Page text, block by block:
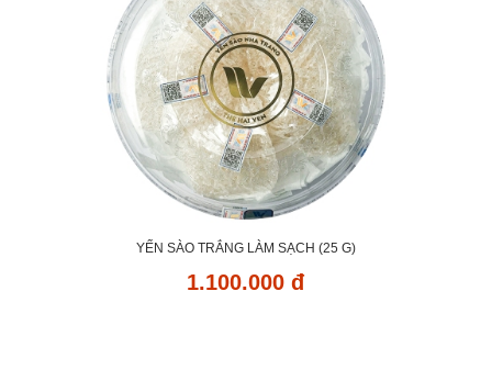
YẾN SÀO TRẮNG LÀM SẠCH (25 G)
1.100.000 đ